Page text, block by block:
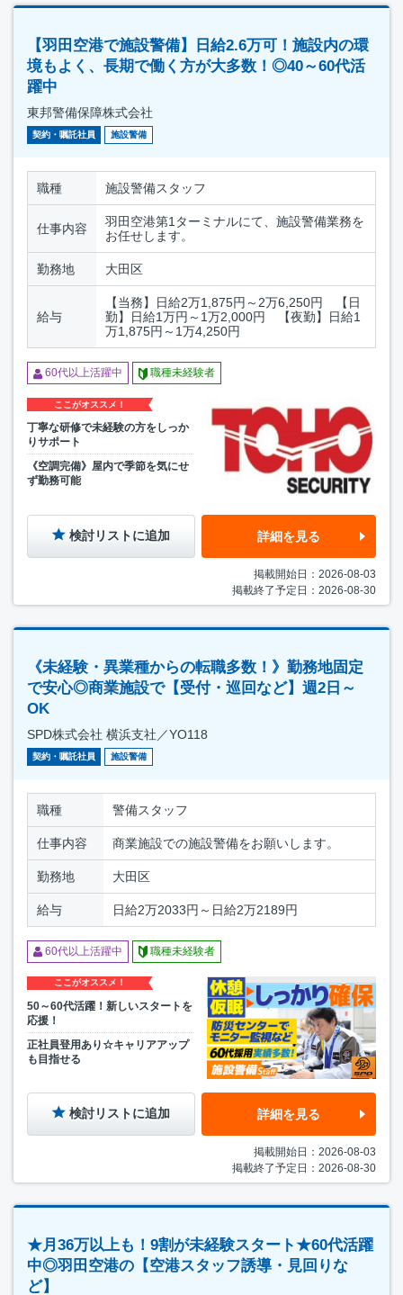
【羽田空港で施設警備】日給2.6万可！施設内の環
境もよく、長期で働く方が大多数！◎40～60代活
躍中
東邦警備保障株式会社
契約・嘱託社員 施設警備
職種 施設警備スタッフ
仕事内容
羽田空港第1ターミナルにて、施設警備業務を
お任せします。
勤務地 大田区
給与
【当務】日給2万1,875円～2万6,250円 【日
勤】日給1万円～1万2,000円 【夜勤】日給1
万1,875円～1万4,250円
60代以上活躍中 職種未経験者
ここがオススメ！
丁寧な研修で未経験の方をしっか
りサポート
《空調完備》屋内で季節を気にせ
ず勤務可能
検討リストに追加 詳細を見る
掲載開始日：2026-08-03
掲載終了予定日：2026-08-30
《未経験・異業種からの転職多数！》勤務地固定
で安心◎商業施設で【受付・巡回など】週2日～
OK
SPD株式会社 横浜支社／YO118
契約・嘱託社員 施設警備
職種 警備スタッフ
仕事内容 商業施設での施設警備をお願いします。
勤務地 大田区
給与 日給2万2033円～日給2万2189円
60代以上活躍中 職種未経験者
ここがオススメ！
50～60代活躍！新しいスタートを
応援！
正社員登用あり☆キャリアアップ
も目指せる
検討リストに追加 詳細を見る
掲載開始日：2026-08-03
掲載終了予定日：2026-08-30
★月36万以上も！9割が未経験スタート★60代活躍
中◎羽田空港の【空港スタッフ誘導・見回りな
ど】